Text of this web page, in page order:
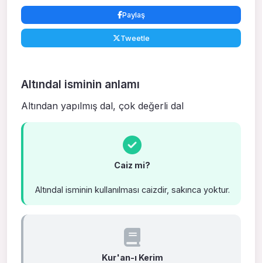
Paylaş
Tweetle
Altındal isminin anlamı
Altından yapılmış dal, çok değerli dal
Caiz mi?
Altındal isminin kullanılması caizdir, sakınca yoktur.
Kur'an-ı Kerim